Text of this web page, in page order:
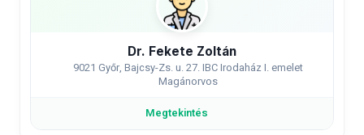
Dr. Fekete Zoltán
9021 Győr, Bajcsy-Zs. u. 27. IBC Irodaház I. emelet
Magánorvos
Megtekintés